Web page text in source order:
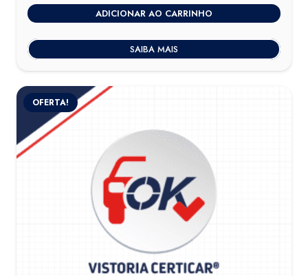
ADICIONAR AO CARRINHO
SAIBA MAIS
OFERTA!